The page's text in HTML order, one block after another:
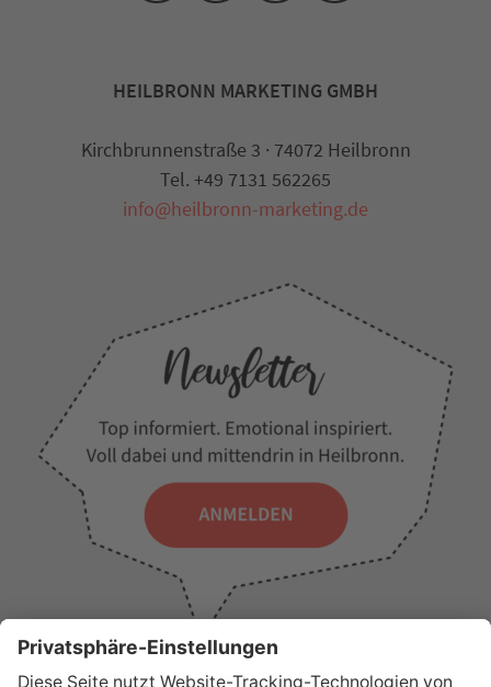
HEILBRONN MARKETING GMBH
Kirchbrunnenstraße 3 · 74072 Heilbronn
Tel. +49 7131 562265
info@heilbronn-marketing.de